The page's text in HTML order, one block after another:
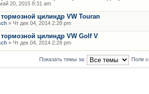
20, 2015 8:31 am
цилиндр VW Touran
» Чт дек 04, 2014 2:28 pm
цилиндр VW Golf V
» Чт дек 04, 2014 2:28 pm
Показать темы за: Поле